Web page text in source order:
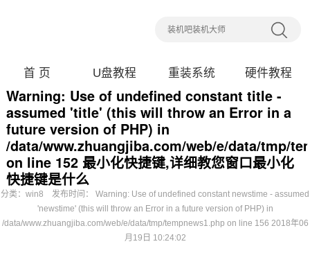
首 页 U盘教程 重装系统 硬件教程
Warning: Use of undefined constant title -
assumed 'title' (this will throw an Error in a
future version of PHP) in
/data/www.zhuangjiba.com/web/e/data/tmp/
on line 152 最小化快捷键,详细教您窗口最小化
快捷键是什么
分类： win8 发布时间： Warning: Use of undefined constant newstime - assumed
'newstime' (this will throw an Error in a future version of PHP) in
/data/www.zhuangjiba.com/web/e/data/tmp/tempnews1.php on line 156 2018年06
月19日 10:24:02